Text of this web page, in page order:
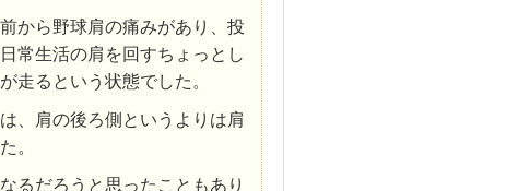
から野球肩の痛みがあり、投
常生活の肩を回すちょっとし
走るという状態でした。
、肩の後ろ側というよりは肩
。
るだろうと思ったこともあり